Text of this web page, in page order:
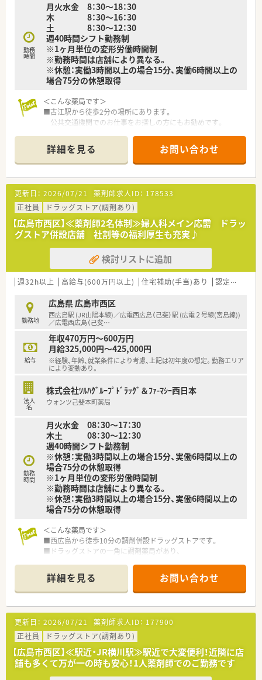
スです。
■年間で10店舗以上の新規出店を継続しており、
新卒採用に関しても中国地方で最も入社人数が多い法人で
す。
薬剤師の平均年齢は33歳です。
■調剤薬局部門で採用された薬剤師の業務は
調剤業務（調剤・投薬・監査・在宅）がメインとなり、
レジ打ちなどはございません。
力」が身につきます。
■セルフメディケーションの支援として、医療・保険・福祉・マタ
ニティ等、
様々なテーマで健康セミナーを年間130回以上開催していま
す。
■近隣に店舗数が多く、フォロー体制も整っています。
■働き方改革に沿って、有給休暇消化が促進されています。
■残業については「サービス残業」はございません。
各店舗基本的に残業は少ないため、調剤併設店でも18時半～
19時までに
は帰宅できる店舗がほとんどです。
※繁忙期等は科目によって残業が発生してしまう可能性はご
＜こんな方にもオススメ＞
■調剤の経験を積みつつ、OTCも学べる環境に身を置きたい方
■若い世代が毎年入る環境で、自身もスキルアップしたい方
等々…
少しでも気になった方はお問い合わせくださいませ
勤務
時間
月火水金 8：30～18：30
木 8：30～16：30
土 8：30～12：30
週40時間シフト勤務制
※1ヶ月単位の変形労働時間制
※勤務時間は店舗により異なる。
※休憩：実働3時間以上の場合15分、実働6時間以上の
場合75分の休憩取得
＜こんな薬局です＞
■古江駅から徒歩2分の場所にあります。
公共交通機関でのお仕事をお探しの方にもお勧めです。
仕切りもついており、プライベートも守れる環境です。
■待合スペースには背もたれ付きのソファーがございます。
シンプルで落ち着いた空間です。。
血圧計もございますので患者様は自由に測定する事が可能で
す。
■調剤室も広く、綺麗に整理整頓されています。
幅広い処方に対応出来る様に在庫を整えています。
※配属店舗は面接次第の決定となります。
＜設備も充実＞
■電子薬歴・分包機も完備しております。
■監査システムなどの調剤設備も導入しており、
リスクマネジメントも徹底しています。
機械化を進める事により、効率よいお仕事が可能となります。
＜業務内容＞
■吉村整形クリニック・かわむらクリニックの処方を中心に幅広
い処方を取り扱っている店舗となっております。
■1日の処方箋枚数は50枚前後です。
■薬剤師常勤2名、パート1名、事務2名が在籍しています。
＜研修制度＞
e-ラーニングの補助制度もあり資格取得に関しても
会社からのバックアップがございます。
■ツルハグループとして中国地方で業界最大規模の
ドラッグストア・調剤薬局を運営する企業です。
ドラッグストアとして売上・利益・店舗数共に業界トップクラ
スです。
■年間で10店舗以上の新規出店を継続しており、
新卒採用に関しても中国地方で最も入社人数が多い法人で
す。
薬剤師の平均年齢は33歳です。
■調剤薬局部門で採用された薬剤師の業務は
レジ打ちなどはございません。
OTCについての知識も深まるためこれから必要な「マルチの
力」が身につきます。
■セルフメディケーションの支援として、医療・保険・福祉・マタ
ニティ等、
■医療事務との業務分担を行い、薬剤師の業務負担軽減を行って
います。
■近隣に店舗数が多く、フォロー体制も整っています。
■働き方改革に沿って、有給休暇消化が促進されています。
■残業については「サービス残業」はございません。
各店舗基本的に残業は少ないため、調剤併設店でも18時半～
19時までに
詳細を見る お問い合わせ
更新日： 2026/07/21 薬剤師求人ID： 178533
正社員
ドラッグストア(調剤あり)
【広島市西区】≪薬剤師2名体制≫婦人科メイン応需 ドラッ
グストア併設店舗 社割等の福利厚生も充実♪
検討リストに追加
週32h以上 高給与(600万円以上) 住宅補助(手当)あり 認定薬剤師取得支援あり
勤務地
広島県 広島市西区
西広島駅 (JR山陽本線)／広電西広島（己斐）駅 (広電２号線(宮島線))
／広電西広島（己斐…
給与
年収470万円～600万円
月給325,000円～425,000円
※経験、年齢、就業条件により考慮、上記は初年度の想定。勤務エリア
により変動あり。
法人
名
株式会社ﾂﾙﾊｸﾞﾙｰﾌﾟﾄﾞﾗｯｸﾞ＆ﾌｧ-ﾏｼｰ西日本
ウォンツ己斐本町薬局
勤務
時間
月火水金 08：30～17：30
木土 08：30～12：30
週40時間シフト勤務制
※休憩：実働3時間以上の場合15分、実働6時間以上の
場合75分の休憩取得
※1ヶ月単位の変形労働時間制
※勤務時間は店舗により異なる。
※休憩：実働3時間以上の場合15分、実働6時間以上の
場合75分の休憩取得
＜こんな薬局です＞
■西広島から徒歩10分の調剤併設ドラッグストアです。
■ドラッグストアの一角に調剤薬局があり、
■木目調の落ち着いた雰囲気の
受付カウンターがございます。
■綺麗に整頓されている調剤室です。
■漢方製剤の取り扱いもございます。
※配属店舗は面接次第で最終決定となります。
通勤圏内にて当店舗以外での配属となる場合がございます。
＜設備も充実＞
■電子薬歴・分包機（円盤）も完備しております。
■監査システムなどの調剤設備も導入しており、
リスクマネジメントも徹底しています。
詳細を見る お問い合わせ
更新日： 2026/07/21 薬剤師求人ID： 177900
正社員
ドラッグストア(調剤あり)
【広島市西区】≪駅近・JR横川駅≫駅近で大変便利！近隣に店
舗も多くて万が一の時も安心！1人薬剤師でのご勤務です